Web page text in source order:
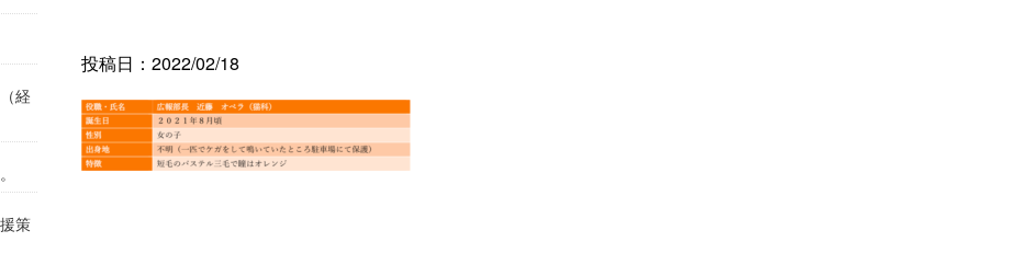
投稿日：2022/02/18
経
策